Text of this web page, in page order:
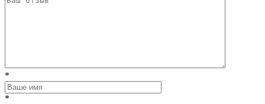
*
*